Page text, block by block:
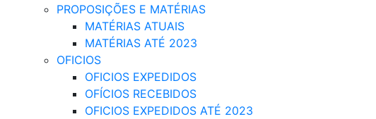
PROPOSIÇÕES E MATÉRIAS
MATÉRIAS ATUAIS
MATÉRIAS ATÉ 2023
OFICIOS
OFICIOS EXPEDIDOS
OFÍCIOS RECEBIDOS
OFICIOS EXPEDIDOS ATÉ 2023